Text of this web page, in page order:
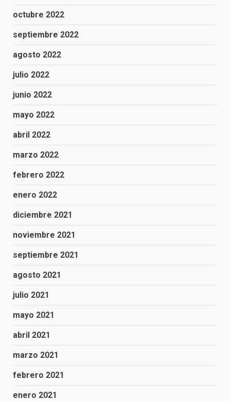
octubre 2022
septiembre 2022
agosto 2022
julio 2022
junio 2022
mayo 2022
abril 2022
marzo 2022
febrero 2022
enero 2022
diciembre 2021
noviembre 2021
septiembre 2021
agosto 2021
julio 2021
mayo 2021
abril 2021
marzo 2021
febrero 2021
enero 2021